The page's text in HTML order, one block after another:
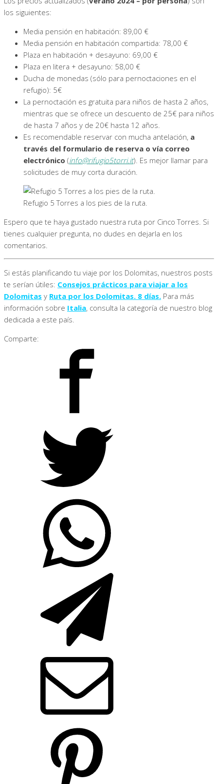
los siguientes:
Media pensión en habitación: 89,00 €
Media pensión en habitación compartida: 78,00 €
Plaza en habitación + desayuno: 69,00 €
Plaza en litera + desayuno: 58,00 €
Ducha de monedas (sólo para pernoctaciones en el
refugio): 5€
La pernoctación es gratuita para niños de hasta 2 años,
mientras que se ofrece un descuento de 25€ para niños
de hasta 7 años y de 20€ hasta 12 años.
Es recomendable reservar con mucha antelación, a
través del formulario de reserva o vía correo
electrónico (info@rifugio5torri.it). Es mejor llamar para
solicitudes de muy corta duración.
Refugio 5 Torres a los pies de la ruta.
Espero que te haya gustado nuestra ruta por Cinco Torres. Si
tienes cualquier pregunta, no dudes en dejarla en los
comentarios.
Si estás planificando tu viaje por los Dolomitas, nuestros posts
te serían útiles: Consejos prácticos para viajar a los
Dolomitas y Ruta por los Dolomitas. 8 días. Para más
información sobre Italia, consulta la categoría de nuestro blog
dedicada a este país.
Comparte: